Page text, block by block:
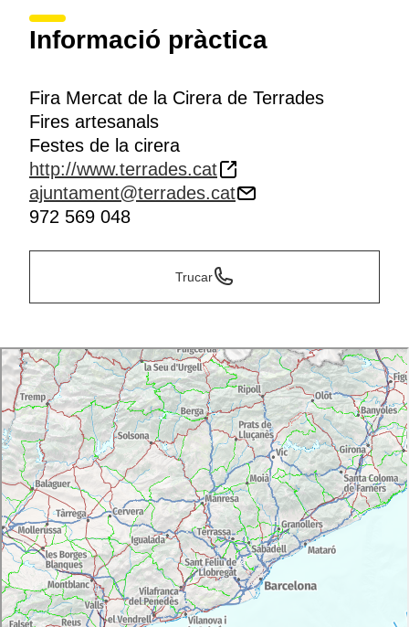
Informació pràctica
Fira Mercat de la Cirera de Terrades
Fires artesanals
Festes de la cirera
http://www.terrades.cat
ajuntament@terrades.cat
972 569 048
Trucar